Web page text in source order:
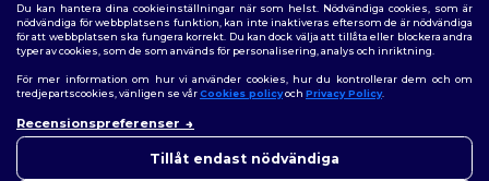
Du kan hantera dina cookieinställningar när som helst. Nödvändiga cookies, som är
nödvändiga för webbplatsens funktion, kan inte inaktiveras eftersom de är nödvändiga
för att webbplatsen ska fungera korrekt. Du kan dock välja att tillåta eller blockera andra
typer av cookies, som de som används för personalisering, analys och inriktning.
För mer information om hur vi använder cookies, hur du kontrollerar dem och om
tredjepartscookies, vänligen se vårCookies policyoch Privacy Policy.
Recensionspreferenser
Tillåt endast nödvändiga
funderingar kan du kontakta